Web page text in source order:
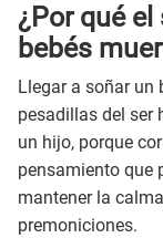
¿Por qué
bebés
Llegar a soñar un
pesadillas del ser
un hijo, porque
pensamiento que
mantener la
premoniciones.